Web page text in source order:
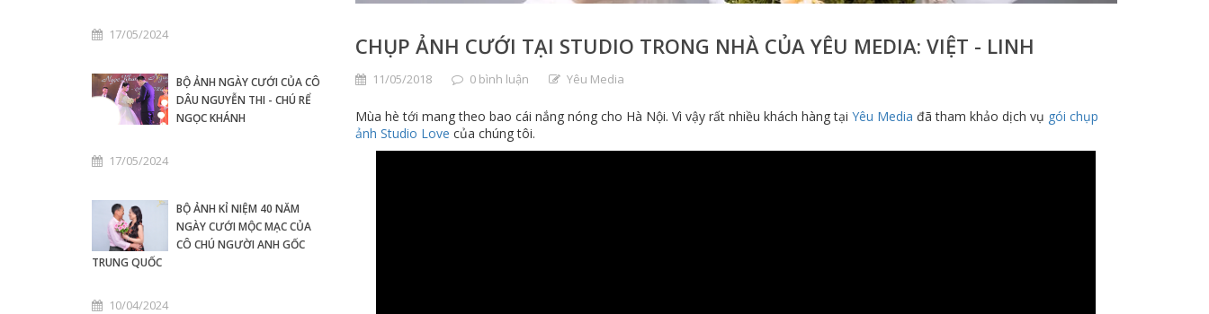
17/05/2024
BỘ ẢNH NGÀY CƯỚI CỦA CÔ
DÂU NGUYỄN THI - CHÚ RỂ
NGỌC KHÁNH
17/05/2024
BỘ ẢNH KỈ NIỆM 40 NĂM
NGÀY CƯỚI MỘC MẠC CỦA
CÔ CHÚ NGƯỜI ANH GỐC
TRUNG QUỐC
10/04/2024
CHỤP ẢNH CƯỚI TẠI STUDIO TRONG NHÀ CỦA YÊU MEDIA: VIỆT - LINH
11/05/2018 0 bình luận Yêu Media
Mùa hè tới mang theo bao cái nắng nóng cho Hà Nội. Vì vậy rất nhiều khách hàng tại Yêu Media đã tham khảo dịch vụ gói chụp
ảnh Studio Love của chúng tôi.